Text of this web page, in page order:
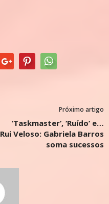
Próximo artigo
‘Taskmaster’, ‘Ruído’ e…
Rui Veloso: Gabriela Barros
soma sucessos